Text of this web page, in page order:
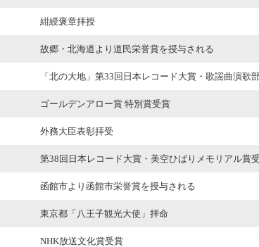
紺綬褒章拝授
故郷・北海道より道民栄誉賞を授与される
「北の大地」第33回日本レコード大賞・歌謡曲演歌
ゴールデンアロー賞 特別賞受賞
外務大臣表彰拝受
第38回日本レコード大賞・美空ひばりメモリアル賞
函館市より函館市栄誉賞を授与される
東京都「八王子観光大使」拝命
NHK放送文化賞受賞